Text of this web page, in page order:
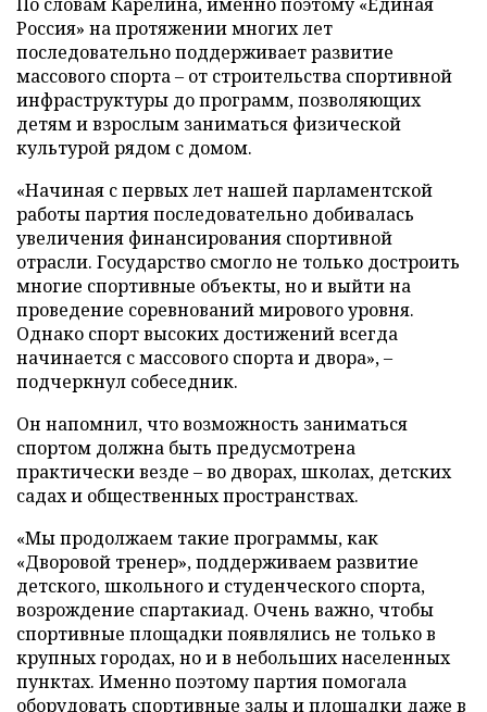
Россия» на протяжении многих лет
последовательно поддерживает развитие
массового спорта – от строительства спортивной
инфраструктуры до программ, позволяющих
детям и взрослым заниматься физической
культурой рядом с домом.
«Начиная с первых лет нашей парламентской
работы партия последовательно добивалась
увеличения финансирования спортивной
отрасли. Государство смогло не только достроить
многие спортивные объекты, но и выйти на
проведение соревнований мирового уровня.
Однако спорт высоких достижений всегда
начинается с массового спорта и двора», –
подчеркнул собеседник.
Он напомнил, что возможность заниматься
спортом должна быть предусмотрена
практически везде – во дворах, школах, детских
садах и общественных пространствах.
«Мы продолжаем такие программы, как
«Дворовой тренер», поддерживаем развитие
детского, школьного и студенческого спорта,
возрождение спартакиад. Очень важно, чтобы
спортивные площадки появлялись не только в
крупных городах, но и в небольших населенных
пунктах. Именно поэтому партия помогала
оборудовать спортивные залы и площадки даже в